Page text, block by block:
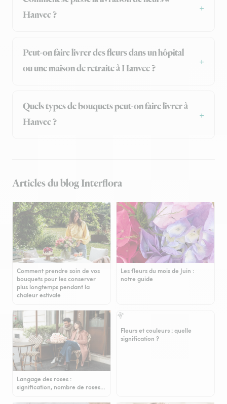
Hanvec ?
Peut-on faire livrer des fleurs dans un hôpital
ou une maison de retraite à Hanvec ?
Quels types de bouquets peut-on faire livrer à
Hanvec ?
Articles du blog Interflora
Comment prendre soin de vos
bouquets pour les conserver
plus longtemps pendant la
chaleur estivale
Les fleurs du mois de Juin :
notre guide
Langage des roses :
signification, nombre de roses…
Fleurs et couleurs : quelle
signification ?